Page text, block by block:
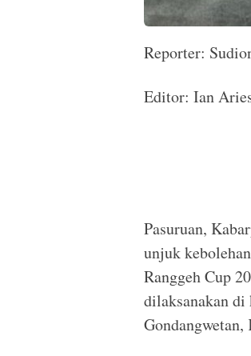
Reporter:
Editor: Ian
Pasuruan,
unjuk
Ranggeh Cup
dilaksanakan di
Gondangwetan,